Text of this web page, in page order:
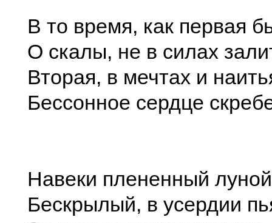
В то время, как первая
О скалы, не в силах
Вторая, в мечтах и
Бессонное сердце
Навеки плененный
Бескрылый, в усердии